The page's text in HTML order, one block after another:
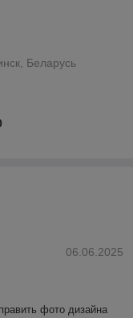
Беларусь
06.06.2025
фото дизайна